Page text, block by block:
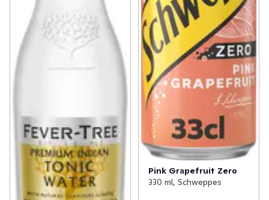
Pink Grapefruit Zero
330 ml, Schweppes